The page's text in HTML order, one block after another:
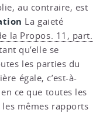
au contraire, est
La gaieté
la Propos. 11, part.
qu’elle se
les parties du
égale, c’est-à-
ce que toutes les
mêmes rapports